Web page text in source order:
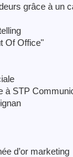
grâce à un
Of Office"
à STP
d’or marketing